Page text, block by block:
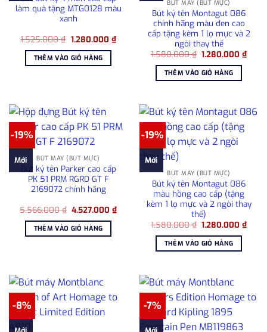
làm quà tặng MTG0128 màu
xanh
1.525.000₫ Giá
là:
1.525.000 ₫.
1.280.000 ₫Giá
hiện
1.280.000 ₫.
THÊM VÀO GIỎ HÀNG
BÚT MÁY (BÚT MỰC)
Bút ký tên Montagut 086
chính hãng màu đen cao
cấp tặng kèm 1 lọ mực và 2
ngòi thay thế
1.580.000₫ Giá
là:
1.580.000 ₫.
1.280.000₫Giá
hiện
THÊM VÀO GIỎ HÀNG
-19%
Mới BÚT MÁY (BÚT MỰC)
Bút ký tên Parker cao cấp
PK 51 PRM RGRD GT F
2169072 chính hãng
5.566.000₫ Giá
là:
5.566.000 ₫.
4.527.000₫Giá
THÊM VÀO GIỎ HÀNG
-19%
Mới
BÚT MÁY (BÚT MỰC)
Bút ký tên Montagut 086
màu hồng cao cấp (tặng
kèm 1 lọ mực và 2 ngòi thay
thế)
1.580.000₫ Giá
là:
1.580.000 ₫.
1.280.000₫Giá
THÊM VÀO GIỎ HÀNG
-8% -7%